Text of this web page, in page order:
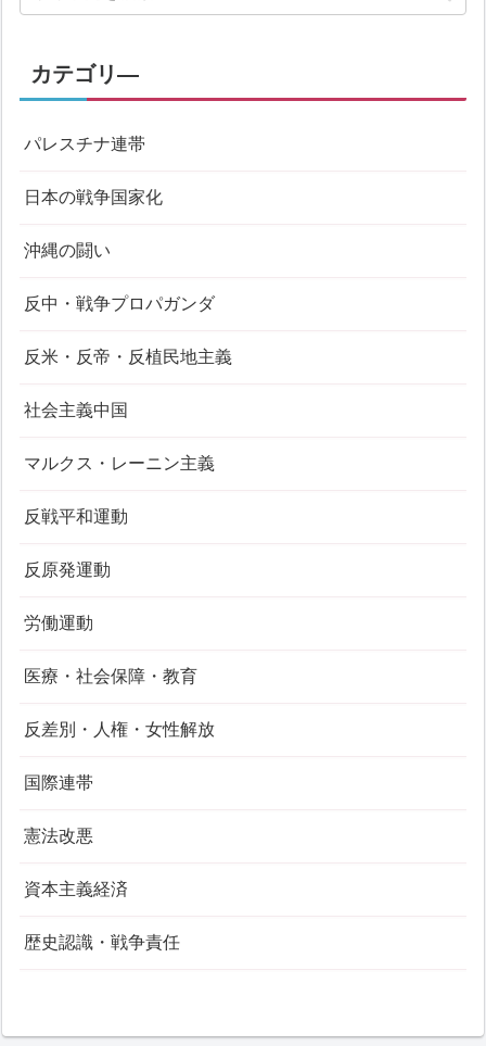
カテゴリ―
パレスチナ連帯
日本の戦争国家化
沖縄の闘い
反中・戦争プロパガンダ
反米・反帝・反植民地主義
社会主義中国
マルクス・レーニン主義
反戦平和運動
反原発運動
労働運動
医療・社会保障・教育
反差別・人権・女性解放
国際連帯
憲法改悪
資本主義経済
歴史認識・戦争責任